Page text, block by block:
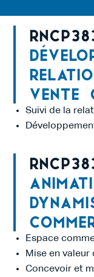
vente
Suivi de la
Espace
Mise en valeur
Concevoir et